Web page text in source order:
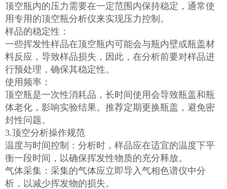
顶空瓶内的压力需要在一定范围内保持稳定，通常使
用专用的顶空瓶分析仪来实现压力控制。
样品的稳定性：
一些挥发性样品在顶空瓶内可能会与瓶内壁或瓶盖材
料反应，导致样品损失，因此，在分析前要对样品进
行预处理，确保其稳定性。
使用频率：
顶空瓶是一次性消耗品，长时间使用会导致瓶盖和瓶
体老化，影响实验结果。推荐定期更换瓶盖，避免密
封性问题。
3.顶空分析操作规范
温度与时间控制：分析时，样品应在适宜的温度下平
衡一段时间，以确保挥发性物质的充分释放。
气体采集：采集的气体应立即导入气相色谱仪中分
析，以减少挥发物的损失。